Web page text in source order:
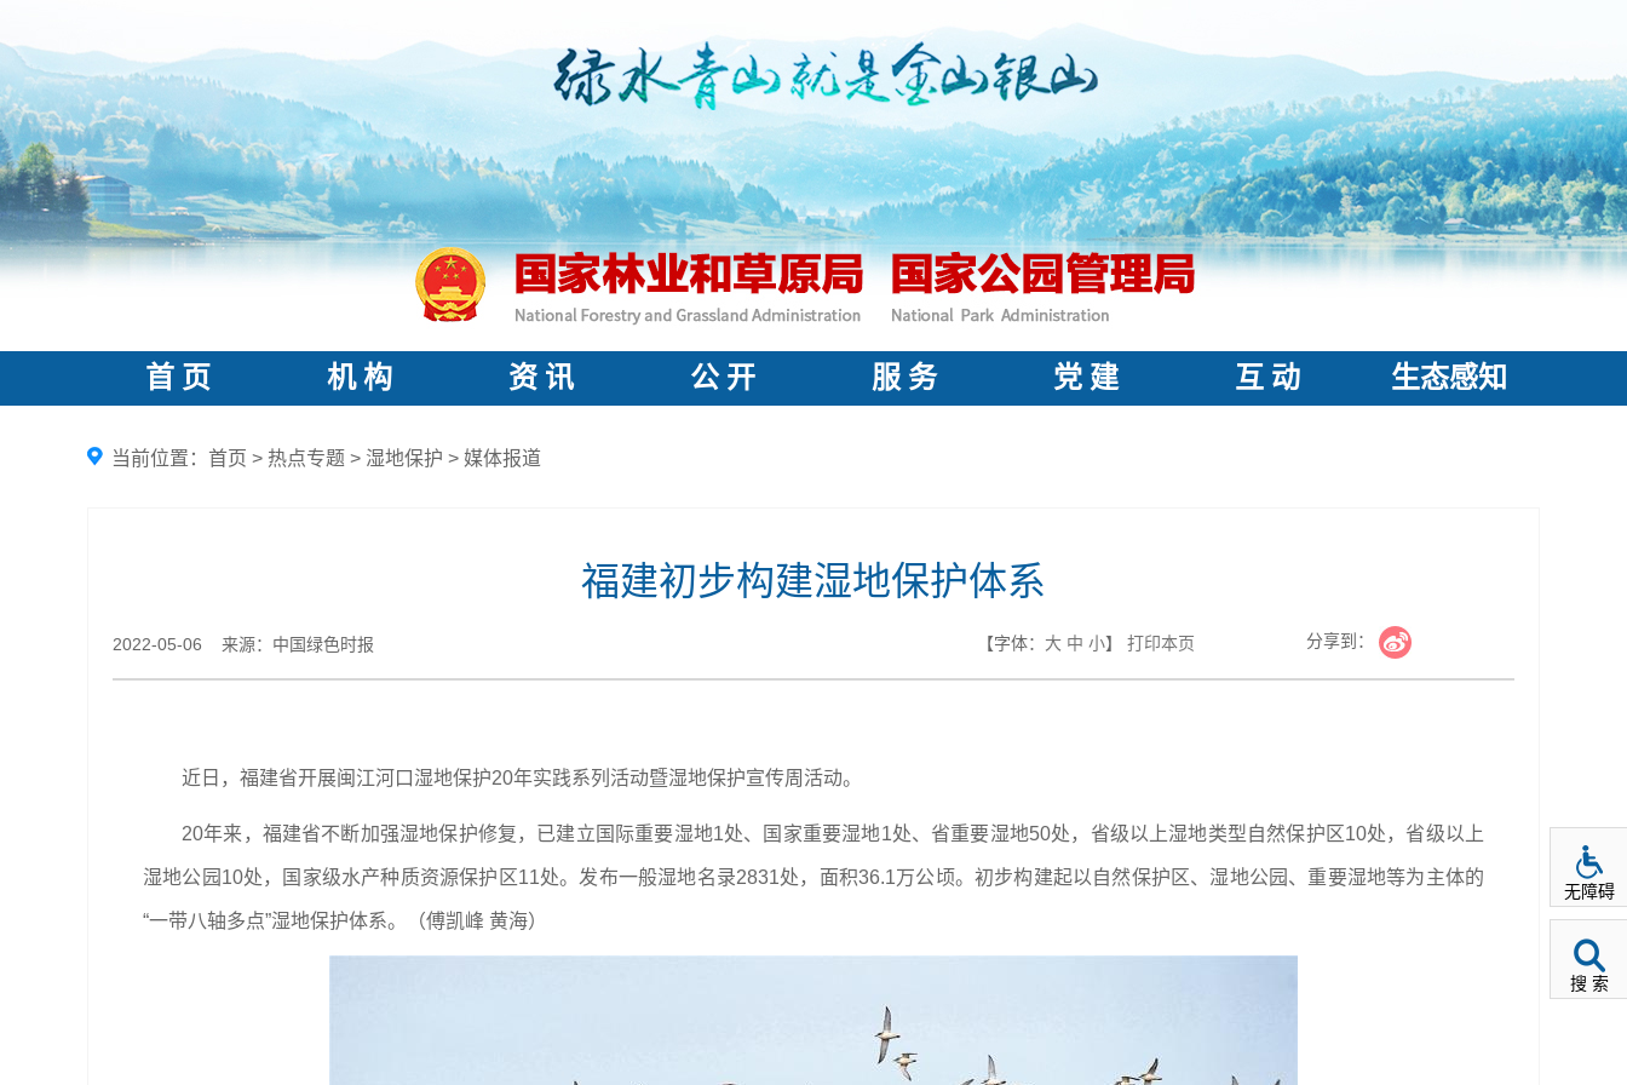
首 页 机 构 资 讯 公 开 服 务 党 建 互 动 生态感知
当前位置： 首页 > 热点专题 > 湿地保护 > 媒体报道
福建初步构建湿地保护体系
2022-05-06 来源：中国绿色时报 【字体： 大 中 小】 打印本页 分享到：
近日，福建省开展闽江河口湿地保护20年实践系列活动暨湿地保护宣传周活动。
20年来，福建省不断加强湿地保护修复，已建立国际重要湿地1处、国家重要湿地1处、省重要湿地50处，省级以上湿地类型自然保护区10处，省级以上
湿地公园10处，国家级水产种质资源保护区11处。发布一般湿地名录2831处，面积36.1万公顷。初步构建起以自然保护区、湿地公园、重要湿地等为主体的
“一带八轴多点”湿地保护体系。（傅凯峰 黄海）
无障碍
搜 索